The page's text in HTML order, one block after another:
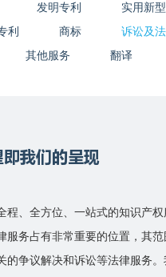
发明专利
实用新
利
商标
诉讼及
其他服务 翻译
我们的呈现
程、全方位、一站式的知识产
服务占有非常重要的位置，其
的争议解决和诉讼等法律服务